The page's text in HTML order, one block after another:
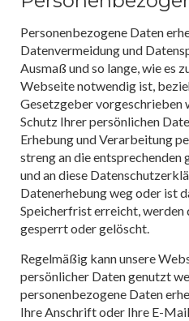
Personenbezogene Daten
Datenvermeidung und
Ausmaß und so lange, wie es
Webseite notwendig ist,
Gesetzgeber vorgeschrieben
Schutz Ihrer persönlichen
Erhebung und Verarbeitung
streng an die
und an diese
Datenerhebung weg oder ist
Speicherfrist erreicht, werden
gesperrt oder gelöscht.
Regelmäßig kann unsere
persönlicher Daten genutzt
personenbezogene Daten
Ihre Anschrift oder Ihre E-